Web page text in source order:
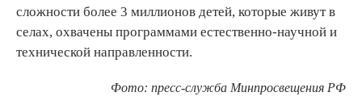
сложности более 3 миллионов детей, которые живут в
селах, охвачены программами естественно-научной и
технической направленности.
Фото: пресс-служба Минпросвещения РФ